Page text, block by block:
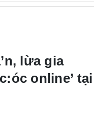
lừa gia
online’ tại